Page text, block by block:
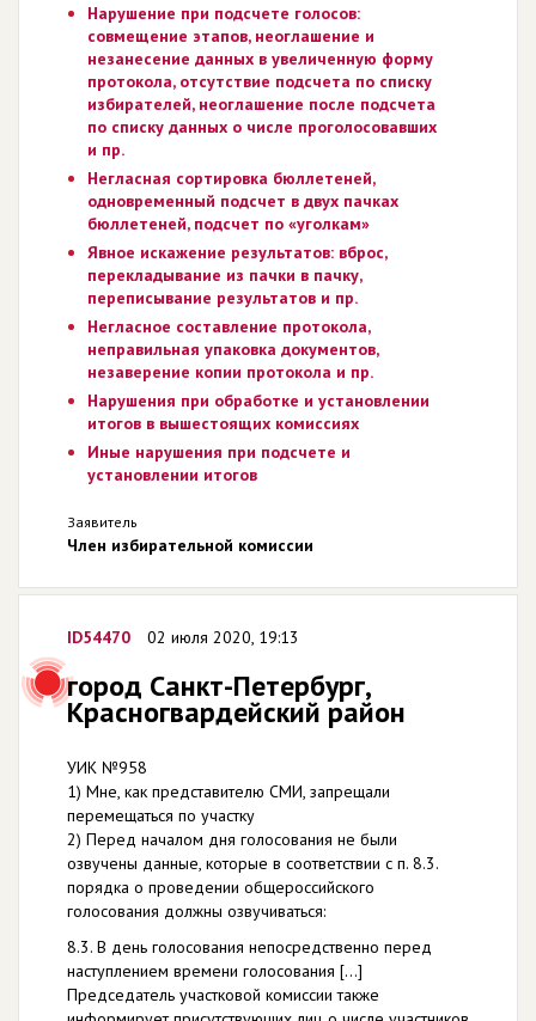
Нарушение при подсчете голосов:
совмещение этапов, неоглашение и
незанесение данных в увеличенную форму
протокола, отсутствие подсчета по списку
избирателей, неоглашение после подсчета
по списку данных о числе проголосовавших
и пр.
Негласная сортировка бюллетеней,
одновременный подсчет в двух пачках
бюллетеней, подсчет по «уголкам»
Явное искажение результатов: вброс,
перекладывание из пачки в пачку,
переписывание результатов и пр.
Негласное составление протокола,
неправильная упаковка документов,
незаверение копии протокола и пр.
Нарушения при обработке и установлении
итогов в вышестоящих комиссиях
Иные нарушения при подсчете и
установлении итогов
Заявитель
Член избирательной комиссии
ID54470 02 июля 2020, 19:13
город Санкт-Петербург,
Красногвардейский район
УИК №958
1) Мне, как представителю СМИ, запрещали
перемещаться по участку
2) Перед началом дня голосования не были
озвучены данные, которые в соответствии с п. 8.3.
порядка о проведении общероссийского
голосования должны озвучиваться:
8.3. В день голосования непосредственно перед
наступлением времени голосования [...]
Председатель участковой комиссии также